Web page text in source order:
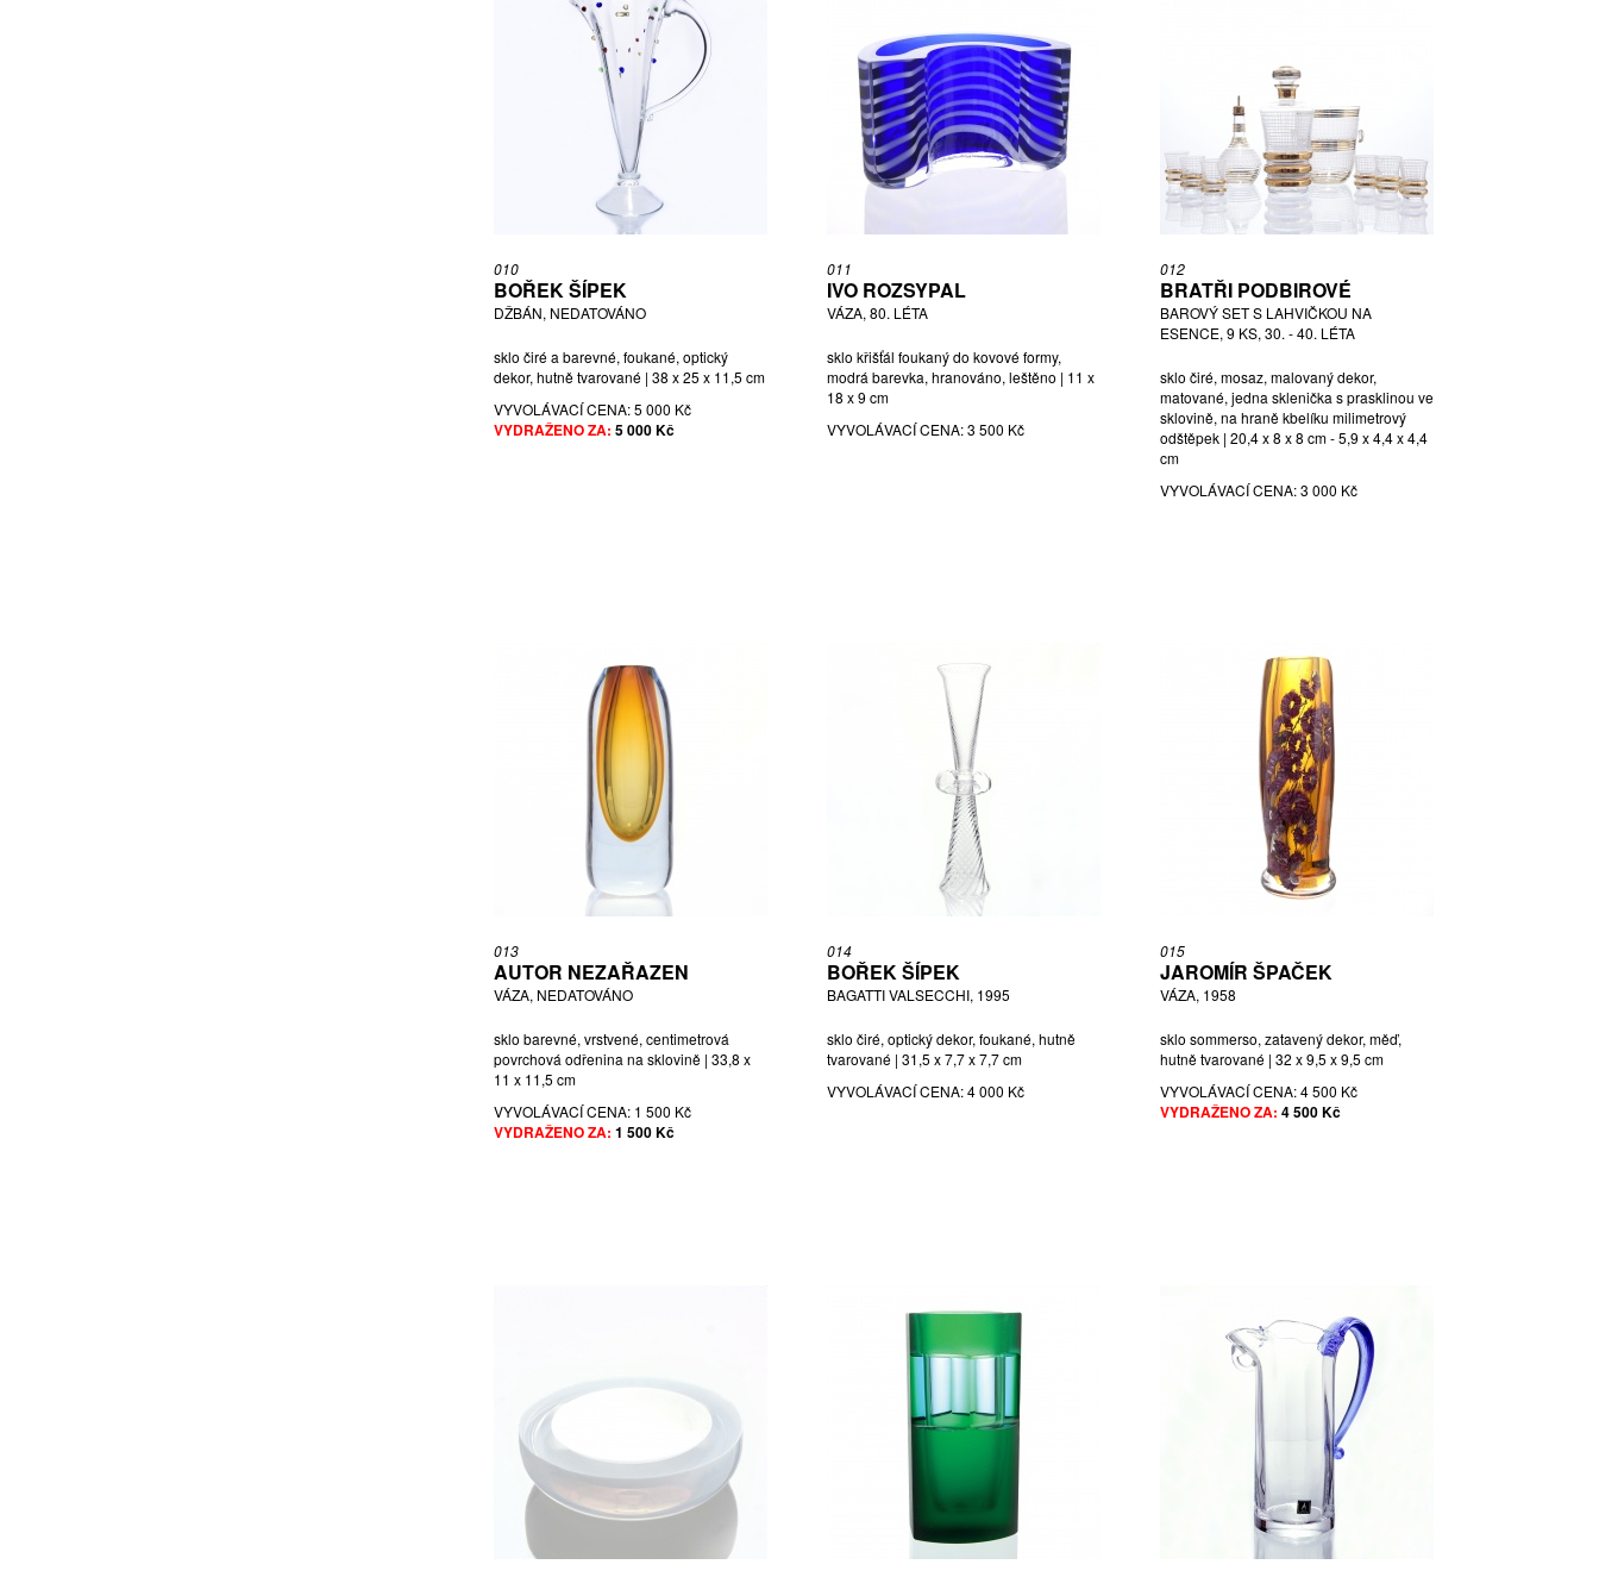
010
BOŘEK ŠÍPEK
DŽBÁN, NEDATOVÁNO
sklo čiré a barevné, foukané, optický
dekor, hutně tvarované | 38 x 25 x 11,5 cm
VYVOLÁVACÍ CENA:5 000 Kč
VYDRAŽENO ZA: 5 000 Kč
011
IVO ROZSYPAL
VÁZA, 80. LÉTA
sklo křišťál foukaný do kovové formy,
modrá barevka, hranováno, leštěno | 11 x
18 x 9 cm
VYVOLÁVACÍ CENA:3 500 Kč
012
BRATŘI PODBIROVÉ
BAROVÝ SET S LAHVIČKOU NA
ESENCE, 9 KS, 30. - 40. LÉTA
sklo čiré, mosaz, malovaný dekor,
matované, jedna sklenička s prasklinou ve
sklovině, na hraně kbelíku milimetrový
odštěpek | 20,4 x 8 x 8 cm - 5,9 x 4,4 x 4,4
cm
VYVOLÁVACÍ CENA:3 000 Kč
013
AUTOR NEZAŘAZEN
VÁZA, NEDATOVÁNO
sklo barevné, vrstvené, centimetrová
povrchová odřenina na sklovině | 33,8 x
11 x 11,5 cm
VYVOLÁVACÍ CENA: 1 500 Kč
VYDRAŽENO ZA: 1 500 Kč
014
BOŘEK ŠÍPEK
BAGATTI VALSECCHI, 1995
sklo čiré, optický dekor, foukané, hutně
tvarované | 31,5 x 7,7 x 7,7 cm
VYVOLÁVACÍ CENA:4 000 Kč
015
JAROMÍR ŠPAČEK
VÁZA, 1958
sklo sommerso, zatavený dekor, měď,
hutně tvarované | 32 x 9,5 x 9,5 cm
VYVOLÁVACÍ CENA:4 500 Kč
VYDRAŽENO ZA: 4 500 Kč